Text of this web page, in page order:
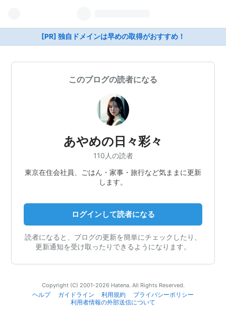
[PR] 独自ドメインは早めの取得がおすすめ！
このブログの読者になる
あやめの日々彩々
110人の読者
東京在住会社員、ごはん・家事・旅行など気ままに更新
します。
ログインして読者になる
読者になると、ブログの更新を簡単にチェックしたり、
更新通知を受け取ったりできるようになります。
Copyright (C) 2001-2026 Hatena. All Rights Reserved.
ヘルプ
ガイドライン 利用規約
プライバシーポリシー
利用者情報の外部送信について